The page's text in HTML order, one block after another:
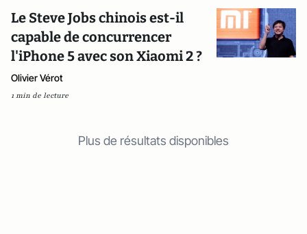
Le Steve Jobs chinois est-il
capable de concurrencer
l'iPhone 5 avec son Xiaomi 2 ?
Olivier Vérot
1 min de lecture
Plus de résultats disponibles